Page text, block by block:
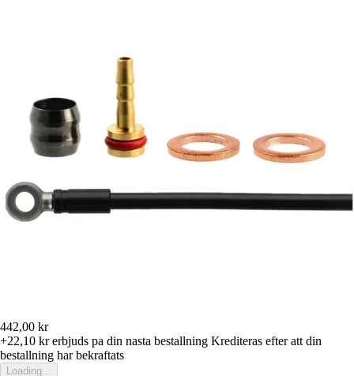
442,00 kr
+22,10 krerbjuds pa din nasta bestallning Krediteras efter att din
bestallning har bekraftats
Loading...